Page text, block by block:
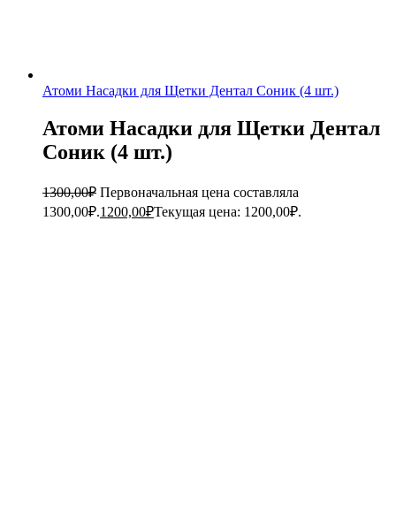
Атоми Насадки для Щетки Дентал Соник (4 шт.)
Атоми Насадки для Щетки Дентал
Соник (4 шт.)
1300,00₽ Первоначальная цена составляла
1300,00₽.1200,00₽Текущая цена: 1200,00₽.